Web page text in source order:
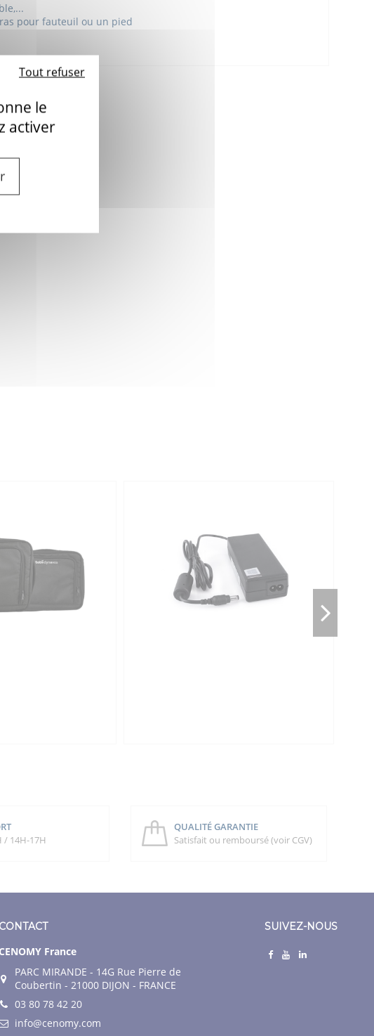
pour fauteuil ou un pied
/ 14H-17H
QUALITÉ GARANTIE
Satisfait ou remboursé (voir CGV)
CONTACT
CENOMY France
PARC MIRANDE - 14G Rue Pierre de
Coubertin - 21000 DIJON - FRANCE
03 80 78 42 20
info@cenomy.com
SUIVEZ-NOUS
le
activer
Tout refuser